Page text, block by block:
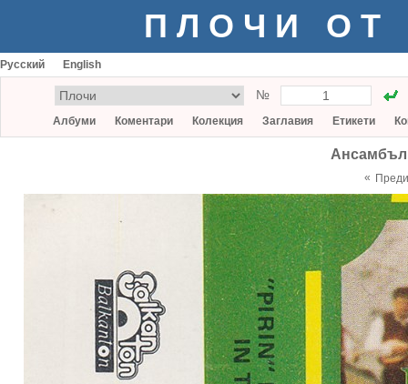
ПЛОЧИ ОТ
Русский English
№
Албуми Коментари Колекция Заглавия Етикети
«